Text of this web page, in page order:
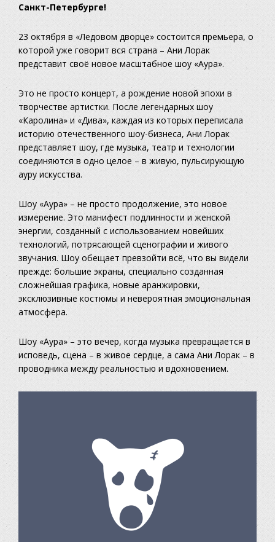
Санкт-Петербурге!
23 октября в «Ледовом дворце» состоится премьера, о
которой уже говорит вся страна – Ани Лорак
представит своё новое масштабное шоу «Аура».
Это не просто концерт, а рождение новой эпохи в
творчестве артистки. После легендарных шоу
«Каролина» и «Дива», каждая из которых переписала
историю отечественного шоу-бизнеса, Ани Лорак
представляет шоу, где музыка, театр и технологии
соединяются в одно целое – в живую, пульсирующую
ауру искусства.
Шоу «Аура» – не просто продолжение, это новое
измерение. Это манифест подлинности и женской
энергии, созданный с использованием новейших
технологий, потрясающей сценографии и живого
звучания. Шоу обещает превзойти всё, что вы видели
прежде: большие экраны, специально созданная
сложнейшая графика, новые аранжировки,
эксклюзивные костюмы и невероятная эмоциональная
атмосфера.
Шоу «Аура» – это вечер, когда музыка превращается в
исповедь, сцена – в живое сердце, а сама Ани Лорак – в
проводника между реальностью и вдохновением.